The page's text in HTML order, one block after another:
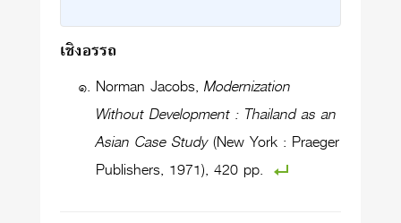
เชิงอรรถ
Norman Jacobs,Modernization
Without Development : Thailand as an
Asian Case Study(New York : Praeger
Publishers, 1971), 420 pp.